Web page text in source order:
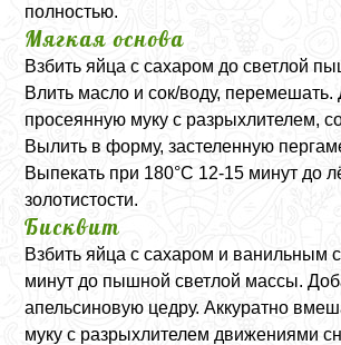
полностью.
Мягкая основа
Взбить яйца с сахаром до светлой
Влить масло и сок/воду, перемешать.
просеянную муку с разрыхлителем,
Вылить в форму, застеленную
Выпекать при 180°C 12-15 минут до
золотистости.
Бисквит
Взбить яйца с сахаром и ванильным
минут до пышной светлой массы.
апельсиновую цедру. Аккуратно
муку с разрыхлителем движениями